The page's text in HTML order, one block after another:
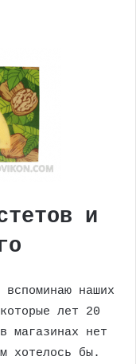
и
наших
лет 20
магазинах нет
хотелось бы.